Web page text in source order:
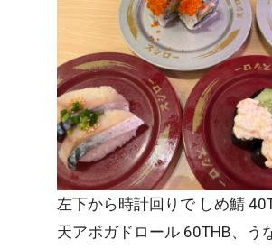
左下から時計回りで しめ鯖
天アボガドロール 60THB、う